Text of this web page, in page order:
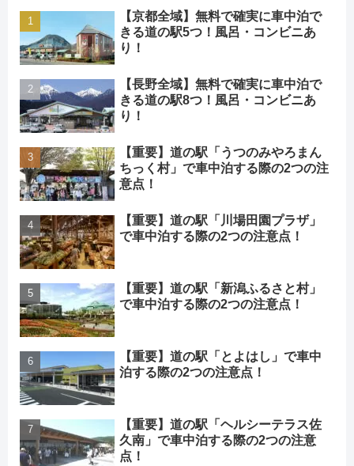
【京都全域】無料で確実に車中泊で
きる道の駅5つ！風呂・コンビニあ
り！
【長野全域】無料で確実に車中泊で
きる道の駅8つ！風呂・コンビニあ
り！
【重要】道の駅「うつのみやろまん
ちっく村」で車中泊する際の2つの注
意点！
【重要】道の駅「川場田園プラザ」
で車中泊する際の2つの注意点！
【重要】道の駅「新潟ふるさと村」
で車中泊する際の2つの注意点！
【重要】道の駅「とよはし」で車中
泊する際の2つの注意点！
【重要】道の駅「ヘルシーテラス佐
久南」で車中泊する際の2つの注意
点！